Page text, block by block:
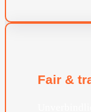
Fair &